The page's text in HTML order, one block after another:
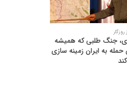
روزگار
جنگ طلبی که همیشه
حمله به ایران زمینه سازی